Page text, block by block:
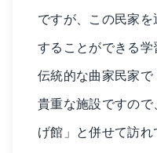
ですが、この民家
することができる学
伝統的な曲家民家
貴重な施設ですの
げ館」と併せて訪れ